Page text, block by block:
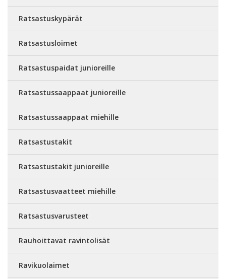
Ratsastuskypärät
Ratsastusloimet
Ratsastuspaidat junioreille
Ratsastussaappaat junioreille
Ratsastussaappaat miehille
Ratsastustakit
Ratsastustakit junioreille
Ratsastusvaatteet miehille
Ratsastusvarusteet
Rauhoittavat ravintolisät
Ravikuolaimet